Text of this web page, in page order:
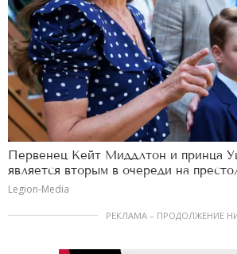
Первенец Кейт Миддлтон и принца
является вторым в очереди на
Legion-Media
РЕКЛАМА – ПРОДОЛЖЕНИЕ